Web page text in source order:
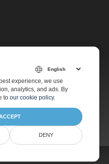
experience, we use
analytics, and ads. By
to our cookie policy.
DENY